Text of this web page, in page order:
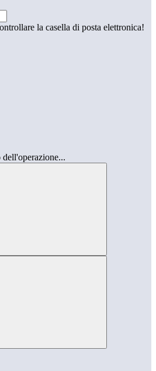
la casella di posta elettronica!